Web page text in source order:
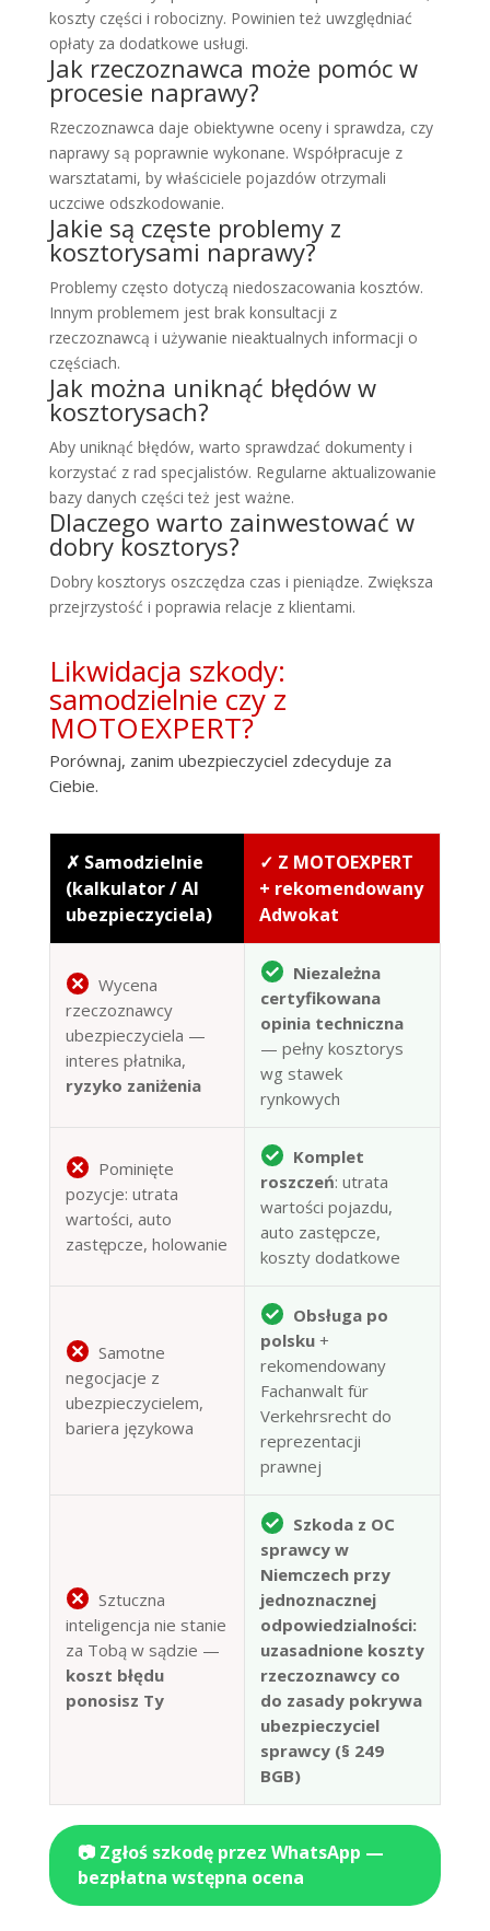
koszty części i robocizny. Powinien też uwzględniać
opłaty za dodatkowe usługi.
Jak rzeczoznawca może pomóc w
procesie naprawy?
Rzeczoznawca daje obiektywne oceny i sprawdza, czy
naprawy są poprawnie wykonane. Współpracuje z
warsztatami, by właściciele pojazdów otrzymali
uczciwe odszkodowanie.
Jakie są częste problemy z
kosztorysami naprawy?
Problemy często dotyczą niedoszacowania kosztów.
Innym problemem jest brak konsultacji z
rzeczoznawcą i używanie nieaktualnych informacji o
częściach.
Jak można uniknąć błędów w
kosztorysach?
Aby uniknąć błędów, warto sprawdzać dokumenty i
korzystać z rad specjalistów. Regularne aktualizowanie
bazy danych części też jest ważne.
Dlaczego warto zainwestować w
dobry kosztorys?
Dobry kosztorys oszczędza czas i pieniądze. Zwiększa
przejrzystość i poprawia relacje z klientami.
Likwidacja szkody:
samodzielnie czy z
MOTOEXPERT?
Porównaj, zanim ubezpieczyciel zdecyduje za
Ciebie.
✗ Samodzielnie
(kalkulator / AI
ubezpieczyciela)
✓ Z MOTOEXPERT
+ rekomendowany
Adwokat
Wycena
rzeczoznawcy
ubezpieczyciela —
interes płatnika,
ryzyko zaniżenia
Niezależna
certyfikowana
opinia techniczna
— pełny kosztorys
wg stawek
rynkowych
Pominięte
pozycje: utrata
wartości, auto
zastępcze, holowanie
Komplet
roszczeń: utrata
wartości pojazdu,
auto zastępcze,
koszty dodatkowe
Samotne
negocjacje z
ubezpieczycielem,
bariera językowa
Obsługa po
polsku+
rekomendowany
Fachanwalt für
Verkehrsrecht do
reprezentacji
prawnej
Sztuczna
inteligencja nie stanie
za Tobą w sądzie —
koszt błędu
ponosisz Ty
Szkoda z OC
sprawcy w
Niemczech przy
jednoznacznej
odpowiedzialności:
uzasadnione koszty
rzeczoznawcy co
do zasady pokrywa
ubezpieczyciel
sprawcy (§ 249
BGB)
📷 Zgłoś szkodę przez WhatsApp —
bezpłatna wstępna ocena